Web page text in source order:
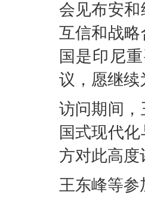
会见布安
互信和战
国是印尼
议，愿继续
访问期间
国式现代
方对此高度
王东峰等参